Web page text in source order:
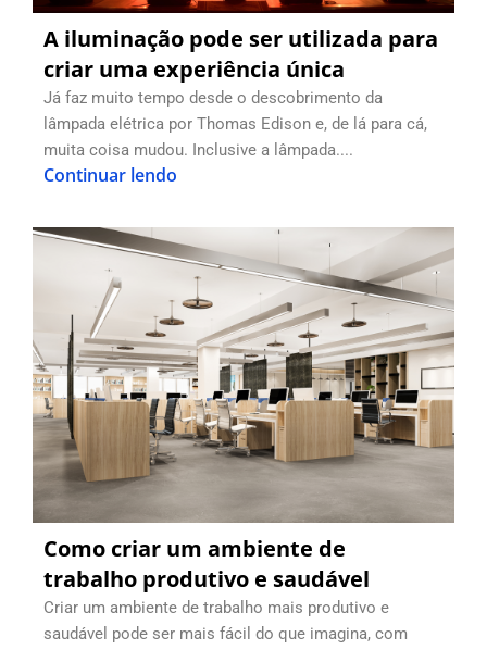
A iluminação pode ser utilizada para
criar uma experiência única
Já faz muito tempo desde o descobrimento da
lâmpada elétrica por Thomas Edison e, de lá para cá,
muita coisa mudou. Inclusive a lâmpada....
Continuar lendo
Como criar um ambiente de
trabalho produtivo e saudável
Criar um ambiente de trabalho mais produtivo e
saudável pode ser mais fácil do que imagina, com